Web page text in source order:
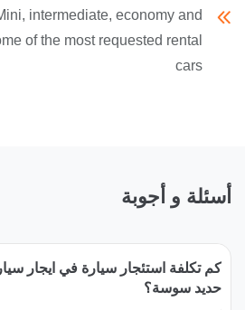
intermediate, economy and
of the most requested rental
cars
أسئلة و أجوبة
كم تكلفة استئجار سيارة في ايجار
حديد سوسة؟